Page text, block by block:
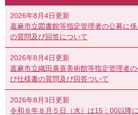
2026年8月4日更新
嘉麻市立図書館等指定管理者の公募に
の質問及び回答について
2026年8月4日更新
嘉麻市立織田廣喜美術館等指定管理者
び仕様書の質問及び回答ついて
2026年8月3日更新
令和８年８月５日（水）は15：00以降